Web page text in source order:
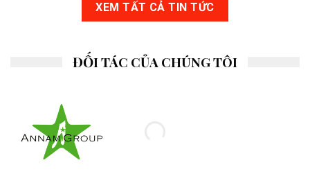
XEM TẤT CẢ TIN TỨC
ĐỐI TÁC CỦA CHÚNG TÔI